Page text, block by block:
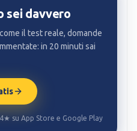
sei davvero
il test reale, domande
in 20 minuti sai
su App Store e Google Play